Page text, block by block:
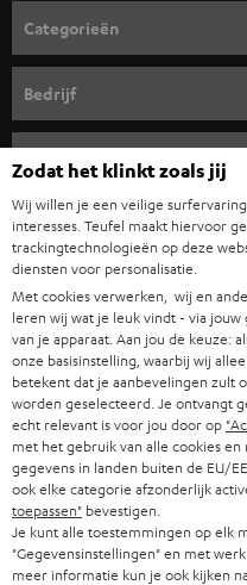
o
r
n
i
e
u
w
s
b
r
i
e
f
Categorieën
COMPLETE SYSTEMEN
HIFI-SPEAKERS
SMART HOME
BLUETOOTH
KOPTELEFOONS
BLUETOOTH KOPTELEFOONS
COMPLETE SETS
SPEAKERS
Bedrijf
SUPPORT
CARRIÈRE
PERS & MARKETING
B2B
PARTNERPROGRAMMA
BLOG
NEWSLETTER
STORES
TEUFEL VOORDELEN
Teufel online shops
DUITSLAND
OOSTENRIJK
ZWITSERLAND
NEDERLAND
BELGIË
FRANKRIJK
Zodat het klinkt zoals jij
Wij willen je een veilige
interesses. Teufel maakt hiervoor
trackingtechnologieën op deze
diensten voor personalisatie.
Met cookies verwerken, wij en
leren wij wat je leuk vindt - via
van je apparaat. Aan jou de keuze:
onze basisinstelling, waarbij wij
betekent dat je aanbevelingen zult
worden geselecteerd. Je ontvangt
echt relevant is voor jou door op
met het gebruik van alle cookies
gegevens in landen buiten de EU/
ook elke categorie afzonderlijk
toepassen" bevestigen.
Je kunt alle toestemmingen op elk
"Gegevensinstellingen" en met
meer informatie kun je ook kijken